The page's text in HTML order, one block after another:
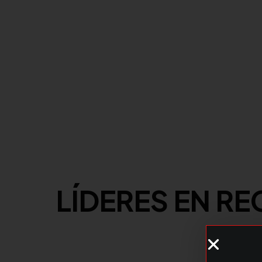
LÍDERES EN